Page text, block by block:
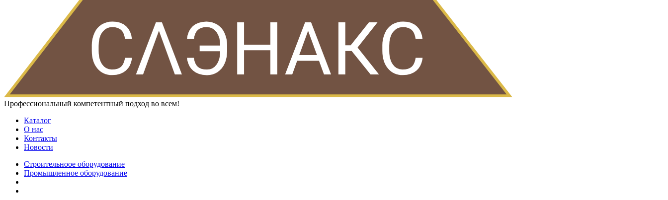
Профессиональный компетентный подход во всем!
Каталог
О нас
Контакты
Новости
Строительноое оборудование
Промышленное оборудование